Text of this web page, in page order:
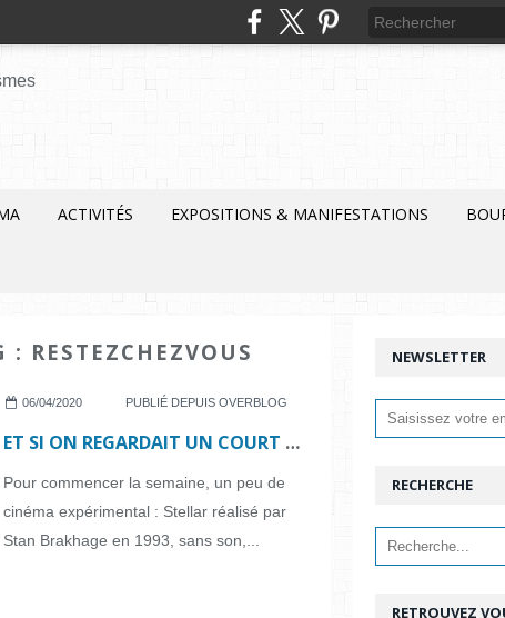
ACTIVITÉS EXPOSITIONS & MANIFESTATIONS
: RESTEZCHEZVOUS
06/04/2020 PUBLIÉ DEPUIS OVERBLOG
ET SI ON REGARDAIT UN COURT MÉTRAGE...N°21
Pour commencer la semaine, un peu de
cinéma expérimental : Stellar réalisé par
Stan Brakhage en 1993, sans son,...
NEWSLETTER
RECHERCHE
RETROUVEZ